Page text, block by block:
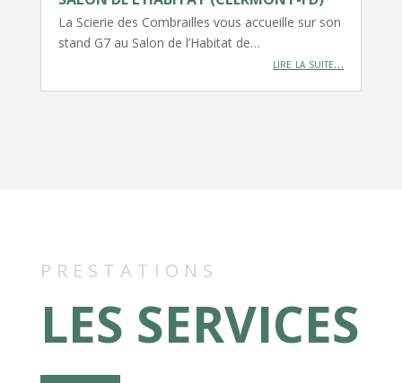
La Scierie des Combrailles vous accueille sur son
stand G7 au Salon de l’Habitat de…
lire la suite…
PRESTATIONS
LES SERVICES